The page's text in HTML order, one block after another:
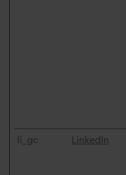
li_gc
LinkedIn